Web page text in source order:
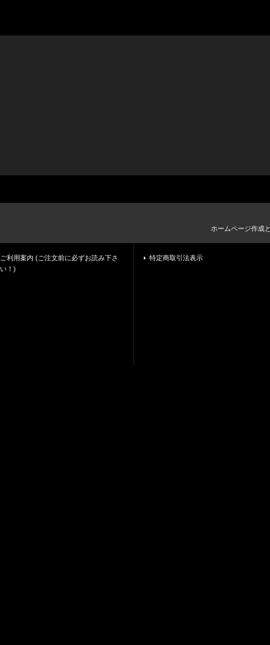
ホームページ作成
ご利用案内 (ご注文前に必ずお読み下さ
い！)
特定商取引法表示